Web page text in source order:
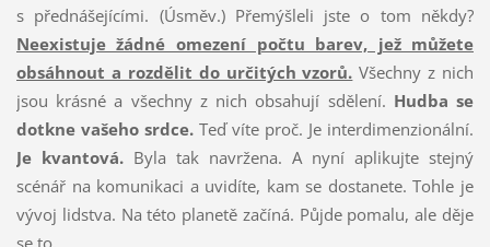
s přednášejícími. (Úsměv.) Přemýšleli jste o tom někdy?
Neexistuje žádné omezení počtu barev, jež můžete
obsáhnout a rozdělit do určitých vzorů. Všechny z nich
jsou krásné a všechny z nich obsahují sdělení. Hudba se
dotkne vašeho srdce. Teď víte proč. Je interdimenzionální.
Je kvantová. Byla tak navržena. A nyní aplikujte stejný
scénář na komunikaci a uvidíte, kam se dostanete. Tohle je
vývoj lidstva. Na této planetě začíná. Půjde pomalu, ale děje